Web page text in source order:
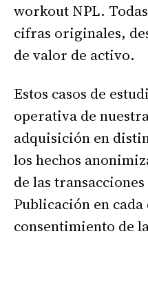
workout NPL.
cifras originales,
de valor de activo.
Estos casos de
operativa de
adquisición en
los hechos
de las
Publicación en cada
consentimiento de